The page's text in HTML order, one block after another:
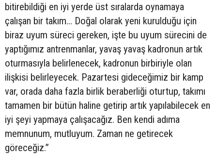
bitirebildiği en iyi yerde üst sıralarda oynamaya
çalışan bir takım... Doğal olarak yeni kurulduğu için
biraz uyum süreci gereken, işte bu uyum sürecini de
yaptığımız antrenmanlar, yavaş yavaş kadronun artık
oturmasıyla belirlenecek, kadronun birbiriyle olan
ilişkisi belirleyecek. Pazartesi gideceğimiz bir kamp
var, orada daha fazla birlik beraberliği oturtup, takımı
tamamen bir bütün haline getirip artık yapılabilecek en
iyi şeyi yapmaya çalışacağız. Ben kendi adıma
memnunum, mutluyum. Zaman ne getirecek
göreceğiz.”